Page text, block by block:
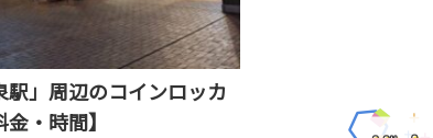
」周辺のコインロッカ
・時間】